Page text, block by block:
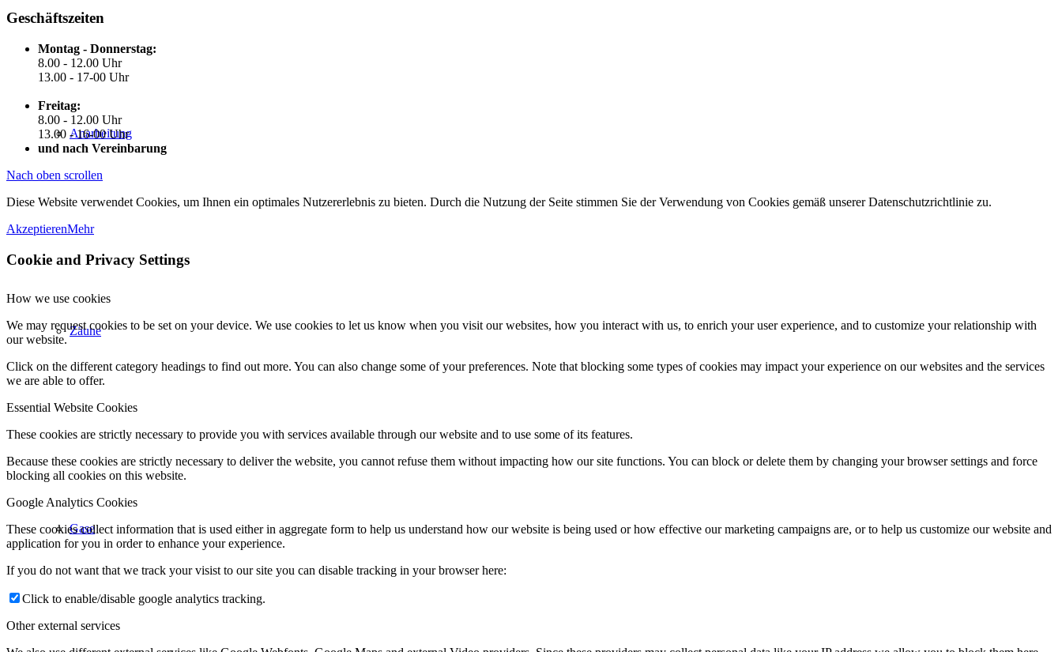
Anarbeitung
Zäune
Gase
Geschäftszeiten
Montag - Donnerstag:
8.00 - 12.00 Uhr
13.00 - 17-00 Uhr
Freitag:
8.00 - 12.00 Uhr
13.00 - 16-00 Uhr
und nach Vereinbarung
Nach oben scrollen
Diese Website verwendet Cookies, um Ihnen ein optimales Nutzererlebnis zu bieten. Durch die Nutzung der Seite stimmen Sie der Verwendung von Cookies gemäß unserer Datenschutzrichtlinie zu.
AkzeptierenMehr
Cookie and Privacy Settings
How we use cookies
We may request cookies to be set on your device. We use cookies to let us know when you visit our websites, how you interact with us, to enrich your user experience, and to customize your relationship with
our website.
Click on the different category headings to find out more. You can also change some of your preferences. Note that blocking some types of cookies may impact your experience on our websites and the services
we are able to offer.
Essential Website Cookies
These cookies are strictly necessary to provide you with services available through our website and to use some of its features.
Because these cookies are strictly necessary to deliver the website, you cannot refuse them without impacting how our site functions. You can block or delete them by changing your browser settings and force
blocking all cookies on this website.
Google Analytics Cookies
These cookies collect information that is used either in aggregate form to help us understand how our website is being used or how effective our marketing campaigns are, or to help us customize our website and
application for you in order to enhance your experience.
If you do not want that we track your visist to our site you can disable tracking in your browser here:
Click to enable/disable google analytics tracking.
Other external services